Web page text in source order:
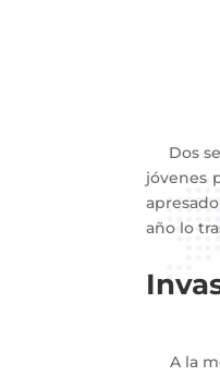
Dos
jóvenes
año lo
A la